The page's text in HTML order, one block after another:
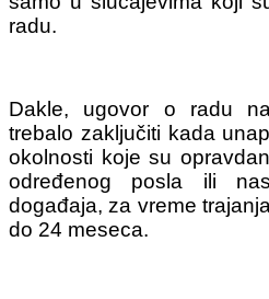
radu.
Dakle, ugovor o radu
trebalo zaključiti kada
okolnosti koje su
određenog posla ili
događaja, za vreme
do 24 meseca.